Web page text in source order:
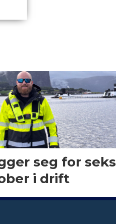
seg for seks
i drift